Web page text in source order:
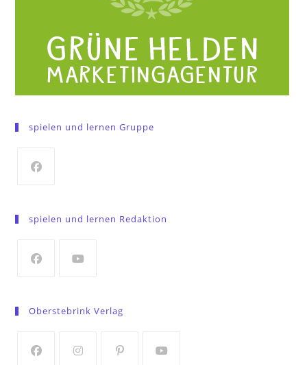
spielen und lernen Gruppe
a
tab
spielen und lernen Redaktion
a
tab
tab
Oberstebrink Verlag